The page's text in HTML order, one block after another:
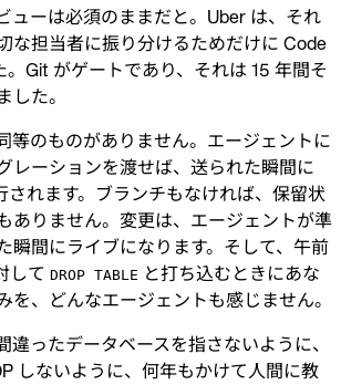
ューは必須のままだと。Uber は、それ
な担当者に振り分けるためだけに Code
。Git がゲートであり、それは 15 年間そ
した。
等のものがありません。エージェントに
レーションを渡せば、送られた瞬間に
されます。ブランチもなければ、保留状
ありません。変更は、エージェントが準
瞬間にライブになります。そして、午前
して DROP TABLE と打ち込むときにあな
を、どんなエージェントも感じません。
違ったデータベースを指さないように、
しないように、何年もかけて人間に教